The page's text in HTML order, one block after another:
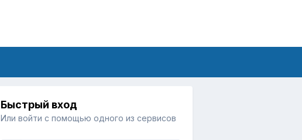
Быстрый вход
Или войти с помощью одного из сервисов